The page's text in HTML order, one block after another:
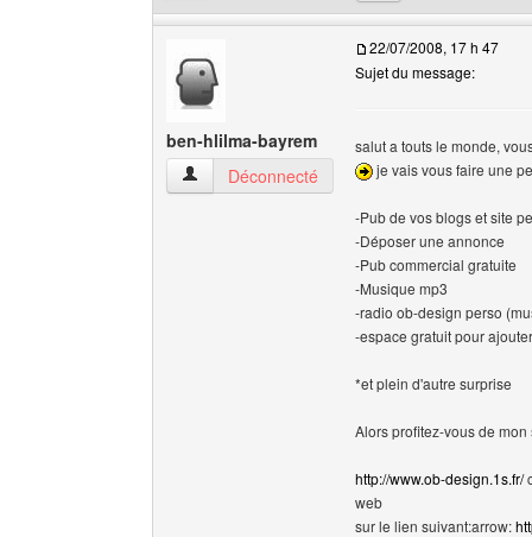
ben-hlilma-bayrem
ben-hlilma-bayrem Voir le profil de l'utilisateur
Déconnecté
22/07/2008, 17 h 47
Sujet du message:
salut a touts le monde,
je vais vous faire une
-Pub de vos blogs et site
-Déposer une annonce
-Pub commercial gratuite
-Musique mp3
-radio ob-design perso
-espace gratuit pour
*et plein d'autre surprise
Alors profitez-vous de
http://www.ob-design.1s.fr/
web
sur le lien suivant:arrow: